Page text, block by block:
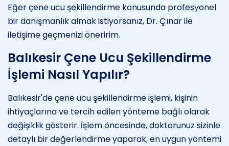
Eğer çene ucu şekillendirme konusunda profesyonel
bir danışmanlık almak istiyorsanız, Dr. Çınar ile
iletişime geçmenizi öneririm.
Balıkesir Çene Ucu Şekillendirme
İşlemi Nasıl Yapılır?
Balıkesir'de çene ucu şekillendirme işlemi, kişinin
ihtiyaçlarına ve tercih edilen yönteme bağlı olarak
değişiklik gösterir. İşlem öncesinde, doktorunuz sizinle
detaylı bir değerlendirme yaparak, en uygun yöntemi